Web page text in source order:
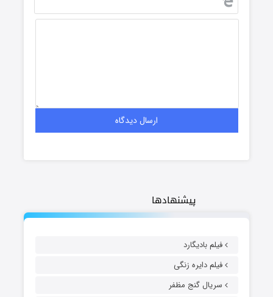
پیشنهادها
فیلم بادیگارد
فیلم دایره زنگی
سریال گنج مظفر